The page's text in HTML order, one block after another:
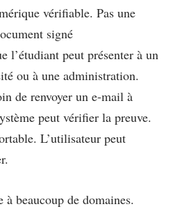
vérifiable. Pas une
signé
l’étudiant peut présenter à un
ou à une administration.
de renvoyer un e-mail à
peut vérifier la preuve.
L’utilisateur peut
à beaucoup de domaines.